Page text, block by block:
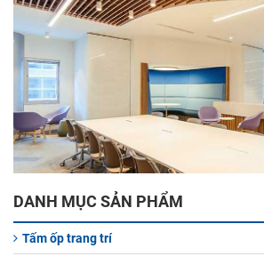
DANH MỤC SẢN PHẨM
Tấm ốp trang trí